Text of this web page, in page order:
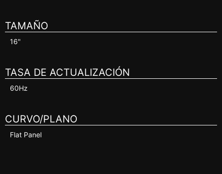
TAMAÑO
16"
TASA DE ACTUALIZACIÓN
60Hz
CURVO/PLANO
Flat Panel